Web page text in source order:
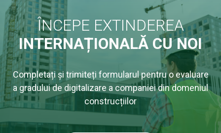
ÎNCEPE EXTINDEREA
INTERNAȚIONALĂ CU NOI
Completați și trimiteți formularul pentru o evaluare
a gradului de digitalizare a companiei din domeniul
construcțiilor